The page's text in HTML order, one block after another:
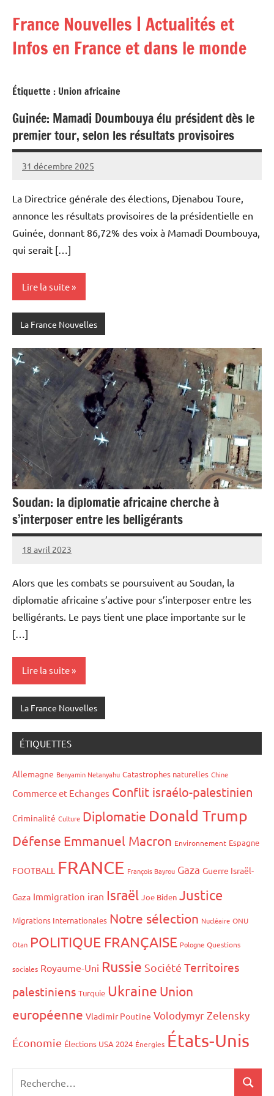
contenu
France Nouvelles | Actualités et
Infos en France et dans le monde
Étiquette : Union africaine
Guinée: Mamadi Doumbouya élu président dès le
premier tour, selon les résultats provisoires
31 décembre 2025
Admins
La Directrice générale des élections, Djenabou Toure,
annonce les résultats provisoires de la présidentielle en
Guinée, donnant 86,72% des voix à Mamadi Doumbouya,
qui serait […]
Lire la suite
La France Nouvelles
Soudan: la diplomatie africaine cherche à
s’interposer entre les belligérants
18 avril 2023
Admins
Alors que les combats se poursuivent au Soudan, la
diplomatie africaine s’active pour s’interposer entre les
belligérants. Le pays tient une place importante sur le
[…]
Lire la suite
La France Nouvelles
ÉTIQUETTES
Allemagne Benyamin Netanyahu Catastrophes naturelles Chine
Commerce et Echanges Conflit israélo-palestinien
Criminalité Culture Diplomatie Donald Trump
Défense Emmanuel Macron Environnement Espagne
FOOTBALL FRANCE François Bayrou Gaza Guerre Israël-
Gaza Immigration iran Israël Joe Biden Justice
Migrations Internationales Notre sélection Nucléaire ONU
Otan POLITIQUE FRANÇAISE Pologne Questions
sociales Royaume-Uni Russie Société Territoires
palestiniens Turquie Ukraine Union
européenne Vladimir Poutine Volodymyr Zelensky
Économie Élections USA 2024 Énergies États-Unis